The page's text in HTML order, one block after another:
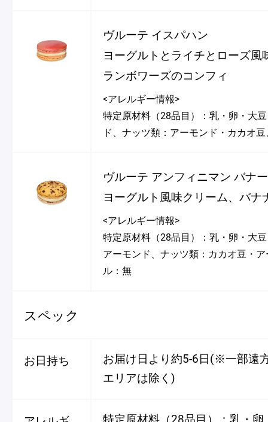
ヴルーテ イスパハン
ヨーグルトとライチとローズ風
ランボワーズのコンフィ
<アレルギー情報>
特定原材料（28品目）：乳・卵・大
ド、ナッツ類：アーモンド・カカオ
ヴルーテ アンフィニマン バナ
ヨーグルト風味クリーム、バナ
<アレルギー情報>
特定原材料（28品目）：乳・卵・大
アーモンド、ナッツ類：カカオ豆・
ル：無
スペック
お日持ち
お届け日より約5-6日(※一部遠
エリアは除く)
特定原材料（28品目）：乳・